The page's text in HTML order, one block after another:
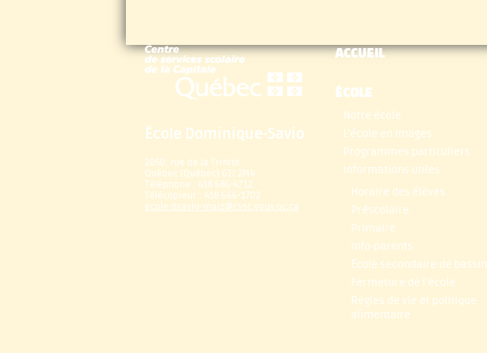
École Dominique-Savio
2050, rue de la Trinité
Québec (Québec) G1J 2M4
Téléphone : 418 686-4712
Télécopieur : 418 666-1702
ecole.dsavio-maiz@cssc.gouv.qc.ca
ACCUEIL
ÉCOLE
Notre école
L’école en images
Programmes particuliers
Informations utiles
Horaire des élèves
Préscolaire
Primaire
Info-parents
École secondaire de bassin
Fermeture de l’école
Règles de vie et politique
alimentaire